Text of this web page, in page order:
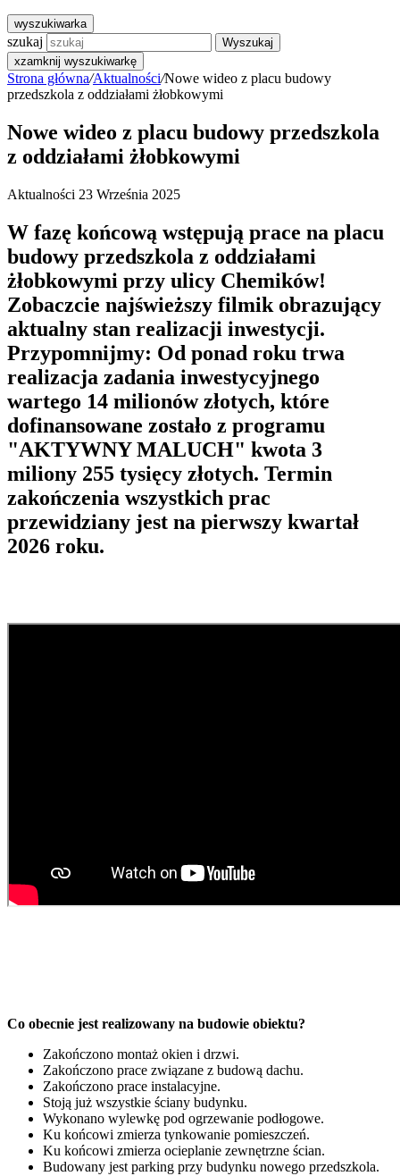
wyszukiwarka
szukaj
Wyszukaj
xzamknij wyszukiwarkę
Strona główna/Aktualności/Nowe wideo z placu budowy
przedszkola z oddziałami żłobkowymi
Nowe wideo z placu budowy przedszkola
z oddziałami żłobkowymi
Aktualności 23 Września 2025
W fazę końcową wstępują prace na placu
budowy przedszkola z oddziałami
żłobkowymi przy ulicy Chemików!
Zobaczcie najświeższy filmik obrazujący
aktualny stan realizacji inwestycji.
Przypomnijmy: Od ponad roku trwa
realizacja zadania inwestycyjnego
wartego 14 milionów złotych, które
dofinansowane zostało z programu
"AKTYWNY MALUCH" kwota 3
miliony 255 tysięcy złotych. Termin
zakończenia wszystkich prac
przewidziany jest na pierwszy kwartał
2026 roku.
Co obecnie jest realizowany na budowie obiektu?
Zakończono montaż okien i drzwi.
Zakończono prace związane z budową dachu.
Zakończono prace instalacyjne.
Stoją już wszystkie ściany budynku.
Wykonano wylewkę pod ogrzewanie podłogowe.
Ku końcowi zmierza tynkowanie pomieszczeń.
Ku końcowi zmierza ocieplanie zewnętrzne ścian.
Budowany jest parking przy budynku nowego przedszkola.